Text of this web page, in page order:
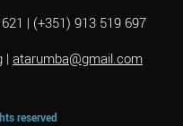
| (+351) 913 519 697
| atarumba@gmail.com
reserved